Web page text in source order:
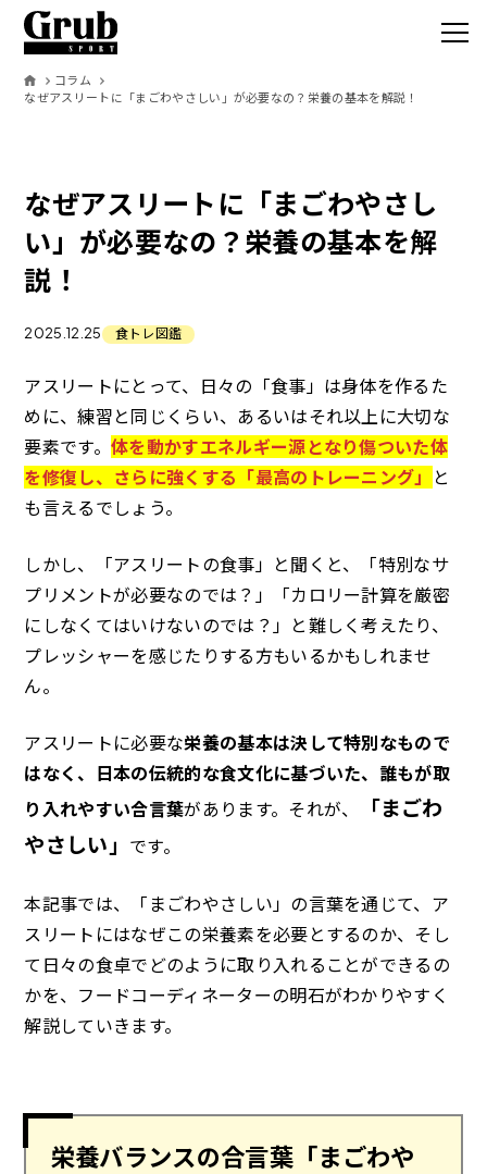
サービス
取扱いアイ
お客様の声
コラム
コラム
なぜアスリートに「まごわやさしい」が必要なの？栄養の基本を解説！
なぜアスリートに「まごわやさし
い」が必要なの？栄養の基本を解
説！
2025.12.25 食トレ図鑑
アスリートにとって、日々の「食事」は身体を作るた
めに、練習と同じくらい、あるいはそれ以上に大切な
要素です。体を動かすエネルギー源となり傷ついた体
を修復し、さらに強くする「最高のトレーニング」
と
も言えるでしょう。
しかし、「アスリートの食事」と聞くと、「特別なサ
プリメントが必要なのでは？」「カロリー計算を厳密
にしなくてはいけないのでは？」と難しく考えたり、
プレッシャーを感じたりする方もいるかもしれませ
ん。
アスリートに必要な栄養の基本は決して特別なもので
はなく、日本の伝統的な食文化に基づいた、誰もが取
り入れやすい合言葉があります。それが、
「まごわ
やさしい」
です。
本記事では、「まごわやさしい」の言葉を通じて、ア
スリートにはなぜこの栄養素を必要とするのか、そし
て日々の食卓でどのように取り入れることができるの
かを、フードコーディネーターの明石がわかりやすく
解説していきます。
栄養バランスの合言葉「まごわや